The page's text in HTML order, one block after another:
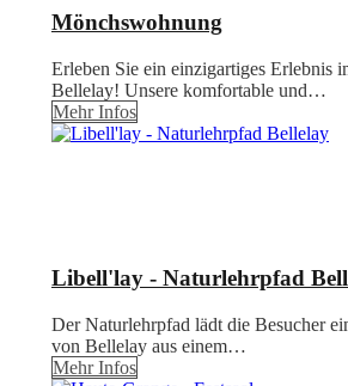
Mönchswohnung
Erleben Sie ein einzigartiges Erlebnis
Bellelay! Unsere komfortable und…
Mehr Infos
Libell'lay - Naturlehrpfad
Der Naturlehrpfad lädt die Besucher
von Bellelay aus einem…
Mehr Infos